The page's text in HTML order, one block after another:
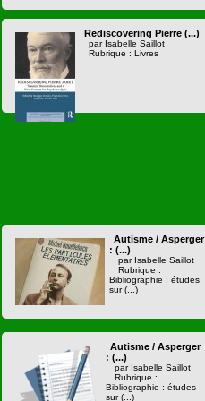
Rediscovering Pierre (...)
par Isabelle Saillot
Rubrique : Livres
Autisme / Asperger
: (...)
par Isabelle Saillot
Rubrique :
Bibliographie : études
sur (...)
Autisme / Asperger
: (...)
par Isabelle Saillot
Rubrique :
Bibliographie : études
sur (...)